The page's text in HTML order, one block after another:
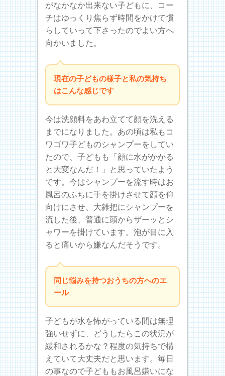
がなかなか出来ない子どもに、コー
チはゆっくり焦らず時間をかけて慣
らしていって下さったのでよい方へ
向かいました。
現在の子どもの様子と私の気持ち
はこんな感じです
今は洗顔料をあわ立てて顔を洗える
までになりました。あの頃は私もコ
ワゴワ子どものシャンプーをしてい
たので、子どもも「顔に水がかかる
と大変なんだ！」と思っていたよう
です。今はシャンプーを流す時はお
風呂のふちに手を掛けさせて顔を仰
向けにさせ、大雑把にシャンプーを
流した後、普通に頭からザーッとシ
ャワーを掛けています。泡が目に入
ると痛いから嫌なんだそうです。
同じ悩みを持つおうちの方へのエ
ール
子どもが水を怖がっている間は無理
強いせずに、どうしたらこの状況が
緩和されるかな？程度の気持ちで構
えていて大丈夫だと思います。毎日
の事なので子どももお風呂嫌いにな